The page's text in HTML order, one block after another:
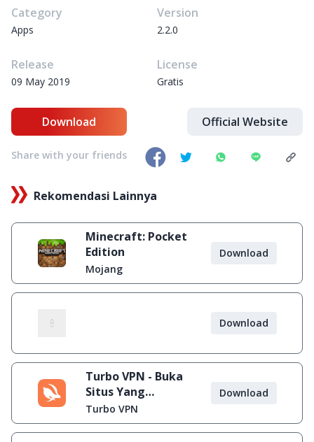
Category
Apps
Version
2.2.0
Release
09 May 2019
License
Gratis
Download Official Website
Share with your friends
Rekomendasi Lainnya
Minecraft: Pocket
Edition
Mojang
Download
Download
Turbo VPN - Buka
Situs Yang
Diblokir
Turbo VPN
Download